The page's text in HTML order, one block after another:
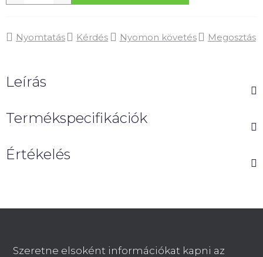
Nyomtatás Kérdés Nyomon követés Megosztás
Leírás
Termékspecifikációk
Értékelés
Szeretne elsoként információkat kapni az